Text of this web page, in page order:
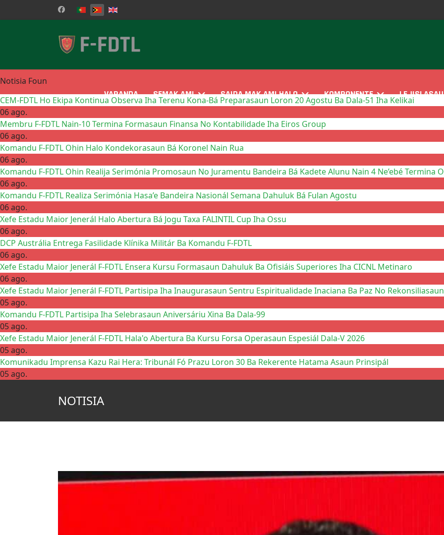
Selecione o seu idioma
VARANDA SEMAK AMI SAIDA MAK AMI HALO KOMPONENTE
Notisia Foun
CEM-FDTL Ho Ekipa Kontinua Observa Iha Terenu Kona-Bá Preparasaun Loron 20 Agostu Ba Dala-51 Iha Kelikai
06 ago.
Membru F-FDTL Nain-10 Termina Formasaun Finansa No Kontabilidade Iha Eiros Group
06 ago.
Komandu F-FDTL Ohin Halo Kondekorasaun Bá Koronel Nain Rua
06 ago.
Komandu F-FDTL Ohin Realija Serimónia Promosaun No Juramentu Bandeira Bá Kadete Alunu Nain 4 Ne’ebé
06 ago.
Komandu F-FDTL Realiza Serimónia Hasa’e Bandeira Nasionál Semana Dahuluk Bá Fulan Agostu
06 ago.
Xefe Estadu Maior Jenerál Halo Abertura Bá Jogu Taxa FALINTIL Cup Iha Ossu
06 ago.
DCP Austrália Entrega Fasilidade Klínika Militár Ba Komandu F-FDTL
06 ago.
Xefe Estadu Maior Jenerál F-FDTL Ensera Kursu Formasaun Dahuluk Ba Ofisiáis Superiores Iha CICNL Metinaro
06 ago.
Xefe Estadu Maior Jenerál F-FDTL Partisipa Iha Inaugurasaun Sentru Espiritualidade Inaciana Ba Paz No Rekonsiliasaun
05 ago.
Komandu F-FDTL Partisipa Iha Selebrasaun Aniversáriu Xina Ba Dala-99
05 ago.
Xefe Estadu Maior Jenerál F-FDTL Hala'o Abertura Ba Kursu Forsa Operasaun Espesiál Dala-V 2026
05 ago.
Komunikadu Imprensa Kazu Rai Hera: Tribunál Fó Prazu Loron 30 Ba Rekerente Hatama Asaun Prinsipál
05 ago.
NOTISIA